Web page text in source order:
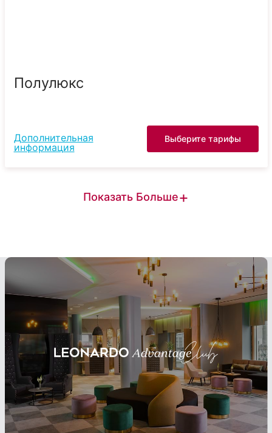
Полулюкс
Дополнительная
информация
Выберите тарифы
Показать Больше+